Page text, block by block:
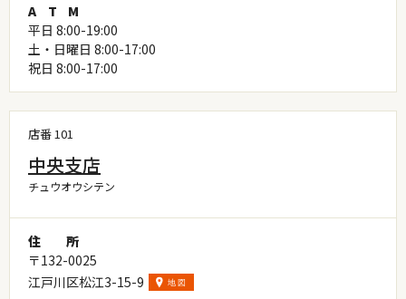
A
T
M
平日 8:00-19:00
土・日曜日 8:00-17:00
祝日 8:00-17:00
店番 101
中央支店
チュウオウシテン
住
所
〒132-0025
江戸川区松江3-15-9